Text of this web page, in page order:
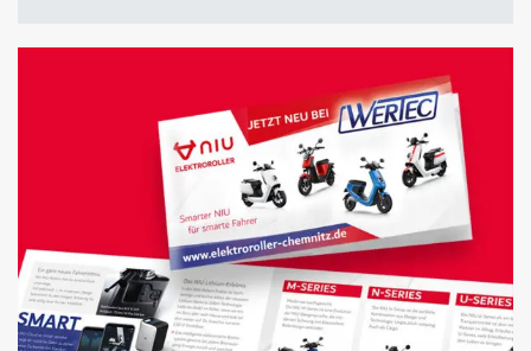
GESTALTUNG & HANDLING